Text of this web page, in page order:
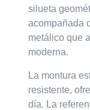
silueta
acompañada
metálico que
moderna.
La montura
resistente,
día. La